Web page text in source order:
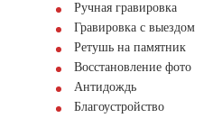
Ручная гравировка
Гравировка с выездом
Ретушь на памятник
Восстановление фото
Антидождь
Благоустройство